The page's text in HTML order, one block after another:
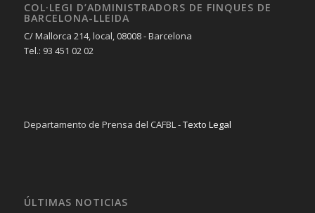
COL·LEGI D’ADMINISTRADORS DE FINQUES DE
BARCELONA-LLEIDA
C/ Mallorca 214, local, 08008 - Barcelona
Tel.: 93 451 02 02
Departamento de Prensa del CAFBL -Texto Legal
ÚLTIMAS NOTICIAS